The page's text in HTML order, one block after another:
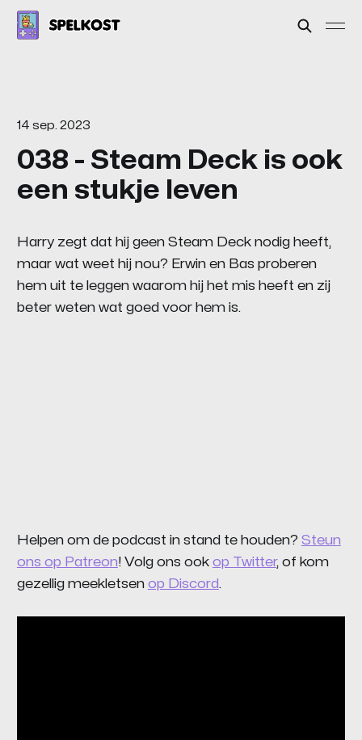
14 sep. 2023
038 - Steam Deck is ook
een stukje leven
Harry zegt dat hij geen Steam Deck nodig heeft,
maar wat weet hij nou? Erwin en Bas proberen
hem uit te leggen waarom hij het mis heeft en zij
beter weten wat goed voor hem is.
Helpen om de podcast in stand te houden? Steun
ons op Patreon! Volg ons ook op Twitter, of kom
gezellig meekletsen op Discord.